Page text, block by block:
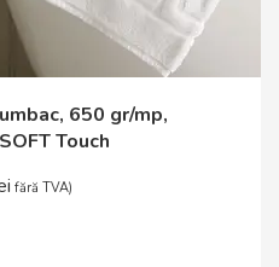
650 gr/mp,
Touch
fără TVA)